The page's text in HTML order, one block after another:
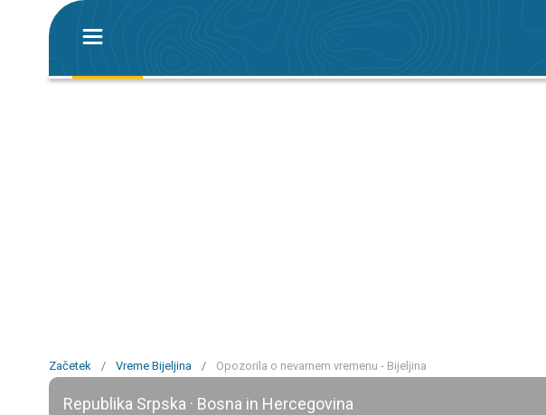
Začetek / Vreme Bijeljina / Opozorila o nevarnem vremenu - Bijeljina
Republika Srpska · Bosna in Hercegovina